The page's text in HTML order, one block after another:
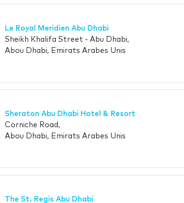
Le Royal Meridien Abu Dhabi
Sheikh Khalifa Street - Abu Dhabi,
Abou Dhabi, Emirats Arabes Unis
Sheraton Abu Dhabi Hotel & Resort
Corniche Road,
Abou Dhabi, Emirats Arabes Unis
The St. Regis Abu Dhabi